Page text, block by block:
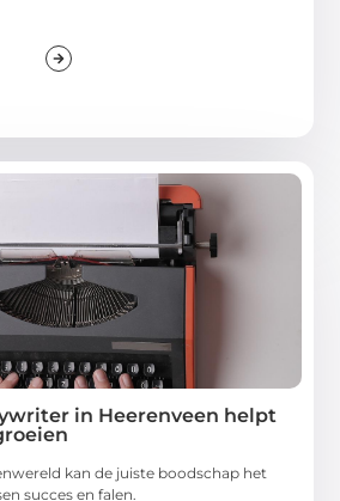
in Heerenveen helpt
kan de juiste boodschap het
succes en falen.